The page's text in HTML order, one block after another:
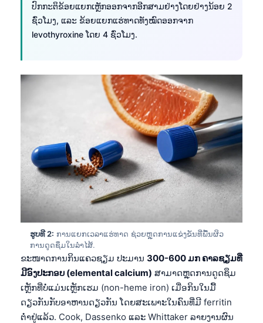
ປົກກະຕິຂ້ອຍແຍກເຫຼັກອອກຈາກອີກສາມຢ່າງໂດຍຢ່າງນ້ອຍ 2
ຊົ່ວໂມງ, ແລະ ຂ້ອຍແຍກແຮ່ທາດທັງໝົດອອກຈາກ
levothyroxine ໂດຍ 4 ຊົ່ວໂມງ.
ຮູບທີ 2: ການແຍກເວລາແຮ່ທາດ ຊ່ວຍຫຼຸດການແຂ່ງຂັນທີ່ພື້ນຜິວ
ການດູດຊຶມໃນລຳໄສ້.
ຂະໜາດການກິນແຄວຊຽມ ປະມານ 300-600 ມກ ຄາລຊຽມທີ່
ມີອົງປະກອບ (elemental calcium) ສາມາດຫຼຸດການດູດຊຶມ
ເຫຼັກທີ່ບໍ່ແມ່ນເຫຼັກເຮມ (non-heme iron) ເມື່ອກິນໃນມື້
ດຽວກັນກັບອາຫານດຽວກັນ ໂດຍສະເພາະໃນຄົນທີ່ມີ ferritin
ຕໍ່າຢູ່ແລ້ວ. Cook, Dassenko ແລະ Whittaker ລາຍງານຜົນ